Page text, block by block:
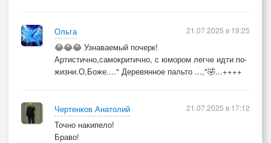
Ольга
😂😂😂 Узнаваемый почерк!
Артистично,самокритично, с юмором легче идти по-
жизни.О,Боже...." Деревянное пальто ...,"🤣...++++
21.07.2025 в 19:25
Чертенков Анатолий
Точно накипело!
Браво!
21.07.2025 в 17:12